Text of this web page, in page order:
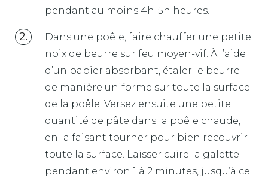
pendant au moins 4h-5h heures.
Dans une poêle, faire chauffer une petite
noix de beurre sur feu moyen-vif. À l’aide
d’un papier absorbant, étaler le beurre
de manière uniforme sur toute la surface
de la poêle. Versez ensuite une petite
quantité de pâte dans la poêle chaude,
en la faisant tourner pour bien recouvrir
toute la surface. Laisser cuire la galette
pendant environ 1 à 2 minutes, jusqu’à ce